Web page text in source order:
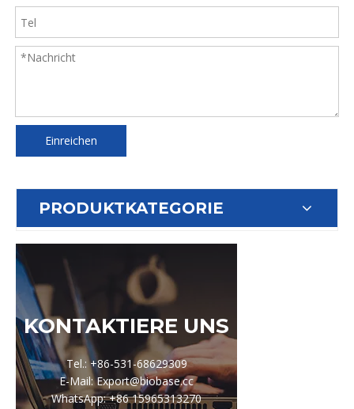
Einreichen
PRODUKTKATEGORIE
KONTAKTIERE UNS
Tel.: +86-531-68629309
E-Mail: Export@biobase.cc
WhatsApp: +86 15965313270